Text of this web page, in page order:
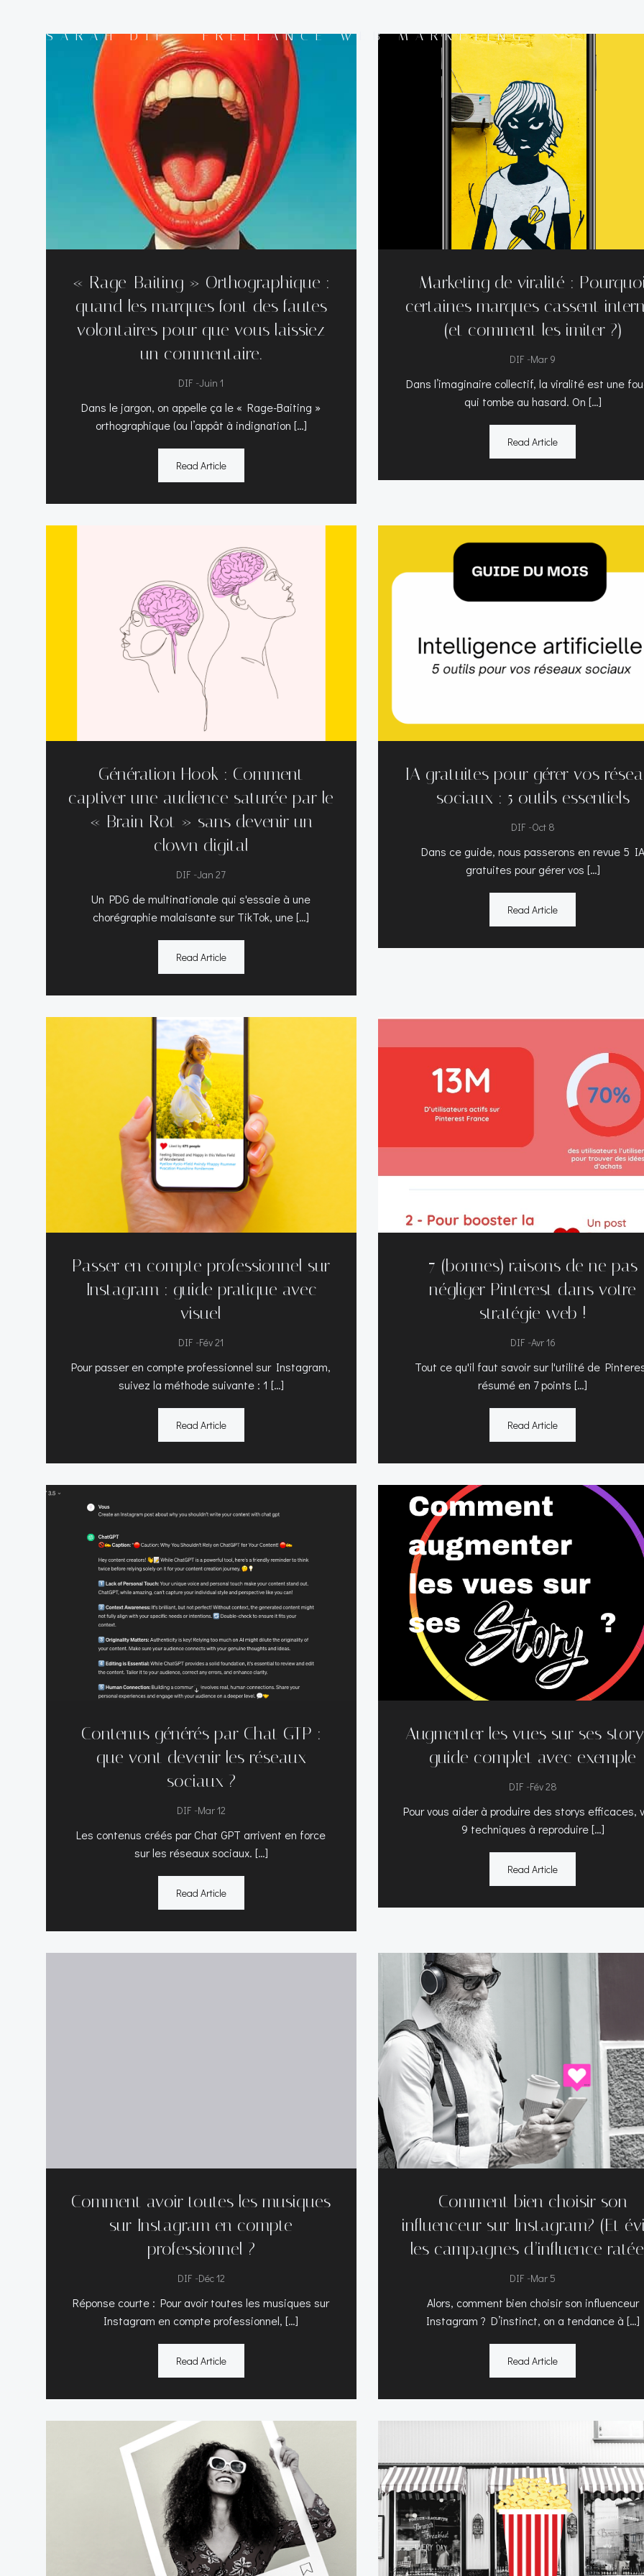
SARAH DIF - FREELANCE WEB MARKETING
« Rage-Baiting » Orthographique :
quand les marques font des fautes
volontaires pour que vous laissiez
un commentaire.
DIF -Juin 1
Dans le jargon, on appelle ça le « Rage-Baiting »
orthographique (ou l’appât à indignation […]
Read Article
Marketing de viralité :
certaines marques cassent
(et comment les imiter ?)
DIF -Mar 9
Dans l’imaginaire collectif, la viralité est une
qui tombe au hasard. On […]
Read Article
Génération Hook : Comment
captiver une audience saturée par le
« Brain Rot » sans devenir un
clown digital
DIF -Jan 27
Un PDG de multinationale qui s'essaie à une
chorégraphie malaisante sur TikTok, une […]
Read Article
IA gratuites pour gérer vos
sociaux : 5 outils essentiels
DIF -Oct 8
Dans ce guide, nous passerons en revue 5 IA
gratuites pour gérer vos […]
Read Article
Passer en compte professionnel sur
Instagram : guide pratique avec
visuel
DIF -Fév 21
Pour passer en compte professionnel sur Instagram,
suivez la méthode suivante : 1 […]
Read Article
7 (bonnes) raisons de ne pas
négliger Pinterest dans votre
stratégie web !
DIF -Avr 16
Tout ce qu'il faut savoir sur l'utilité de
résumé en 7 points […]
Read Article
Contenus générés par Chat GTP :
que vont devenir les réseaux
sociaux ?
DIF -Mar 12
Les contenus créés par Chat GPT arrivent en force
sur les réseaux sociaux. […]
Read Article
Augmenter les vues sur ses
guide complet avec exemple
DIF -Fév 28
Pour vous aider à produire des storys efficaces,
9 techniques à reproduire […]
Read Article
Comment avoir toutes les musiques
sur Instagram en compte
professionnel ?
DIF -Déc 12
Réponse courte : Pour avoir toutes les musiques sur
Instagram en compte professionnel, […]
Read Article
Comment bien choisir son
influenceur sur Instagram? (Et
les campagnes d’influence
DIF -Mar 5
Alors, comment bien choisir son influenceur
Instagram ? D’instinct, on a tendance à […]
Read Article